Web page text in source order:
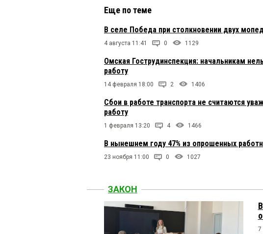
Еще по теме
В селе Победа при столкновении двух
4 августа 11:41 0 1129
Омская Гострудинспекция: начальникам
работу
14 февраля 18:00 2 1406
Сбои в работе транспорта не считаются
работу
1 февраля 13:20 4 1466
В нынешнем году 47% из опрошенных
23 ноября 11:00 0 1027
ЗАКОН
7